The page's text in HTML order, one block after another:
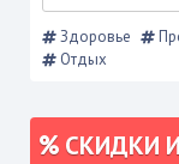
Здоровье
Отдых
СКИДКИ